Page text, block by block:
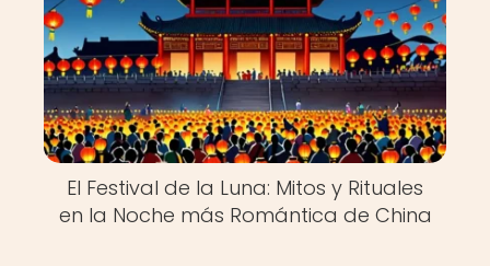
El Festival de la Luna: Mitos y Rituales
en la Noche más Romántica de China